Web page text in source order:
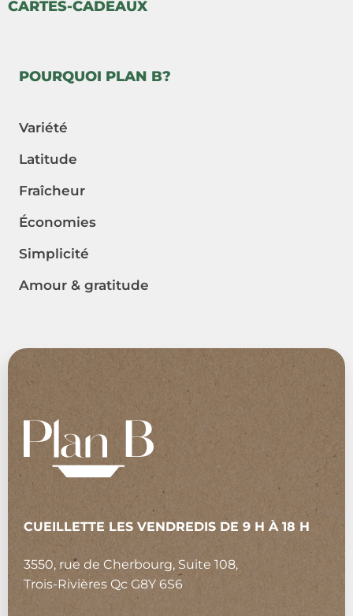
CARTES-CADEAUX
POURQUOI PLAN B?
Variété
Latitude
Fraîcheur
Économies
Simplicité
Amour & gratitude
CUEILLETTE LES VENDREDIS DE 9 H À 18 H
3550, rue de Cherbourg, Suite 108,
Trois-Rivières Qc G8Y 6S6